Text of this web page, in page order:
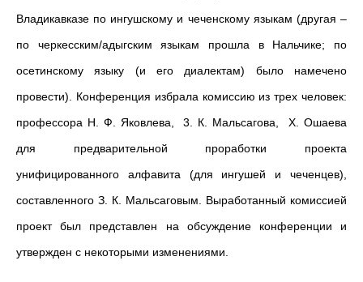
Владикавказе по ингушскому и чеченскому языкам (другая –
по черкесским/адыгским языкам прошла в Нальчике; по
осетинскому языку (и его диалектам) было намечено
провести). Конференция избрала комиссию из трех человек:
профессора Н. Ф. Яковлева, 3. К. Мальсагова, Х. Ошаева
для предварительной проработки проекта
унифицированного алфавита (для ингушей и чеченцев),
составленного З. К. Мальсаговым. Выработанный комиссией
проект был представлен на обсуждение конференции и
утвержден с некоторыми изменениями.